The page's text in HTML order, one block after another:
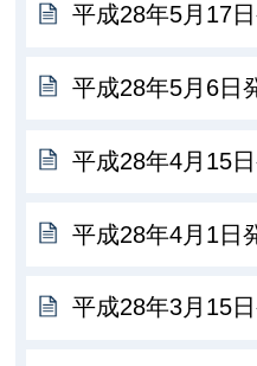
平成28年5月17
平成28年5月6日
平成28年4月15
平成28年4月1日
平成28年3月15